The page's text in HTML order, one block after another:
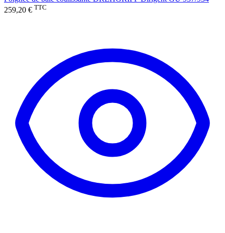
259,20 € TTC